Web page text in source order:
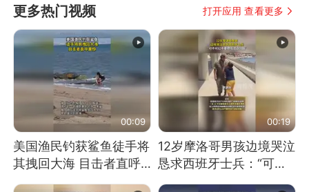
更多热门视频 打开应用 查看更多
00:09
美国渔民钓获鲨鱼徒手将
其拽回大海 目击者直呼
00:19
12岁摩洛哥男孩边境哭泣
恳求西班牙士兵：“可不